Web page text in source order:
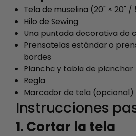
Tela de muselina (20" × 20" /
Hilo de Sewing
Una puntada decorativa de
Prensatelas estándar o
bordes
Plancha y tabla de planchar
Regla
Marcador de tela (opcional)
Instrucciones
1. Cortar la tela